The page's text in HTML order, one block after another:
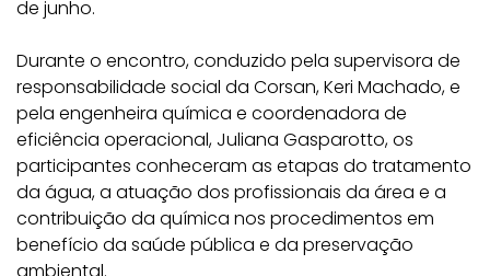
de junho.
Durante o encontro, conduzido pela supervisora de
responsabilidade social da Corsan, Keri Machado, e
pela engenheira química e coordenadora de
eficiência operacional, Juliana Gasparotto, os
participantes conheceram as etapas do tratamento
da água, a atuação dos profissionais da área e a
contribuição da química nos procedimentos em
benefício da saúde pública e da preservação